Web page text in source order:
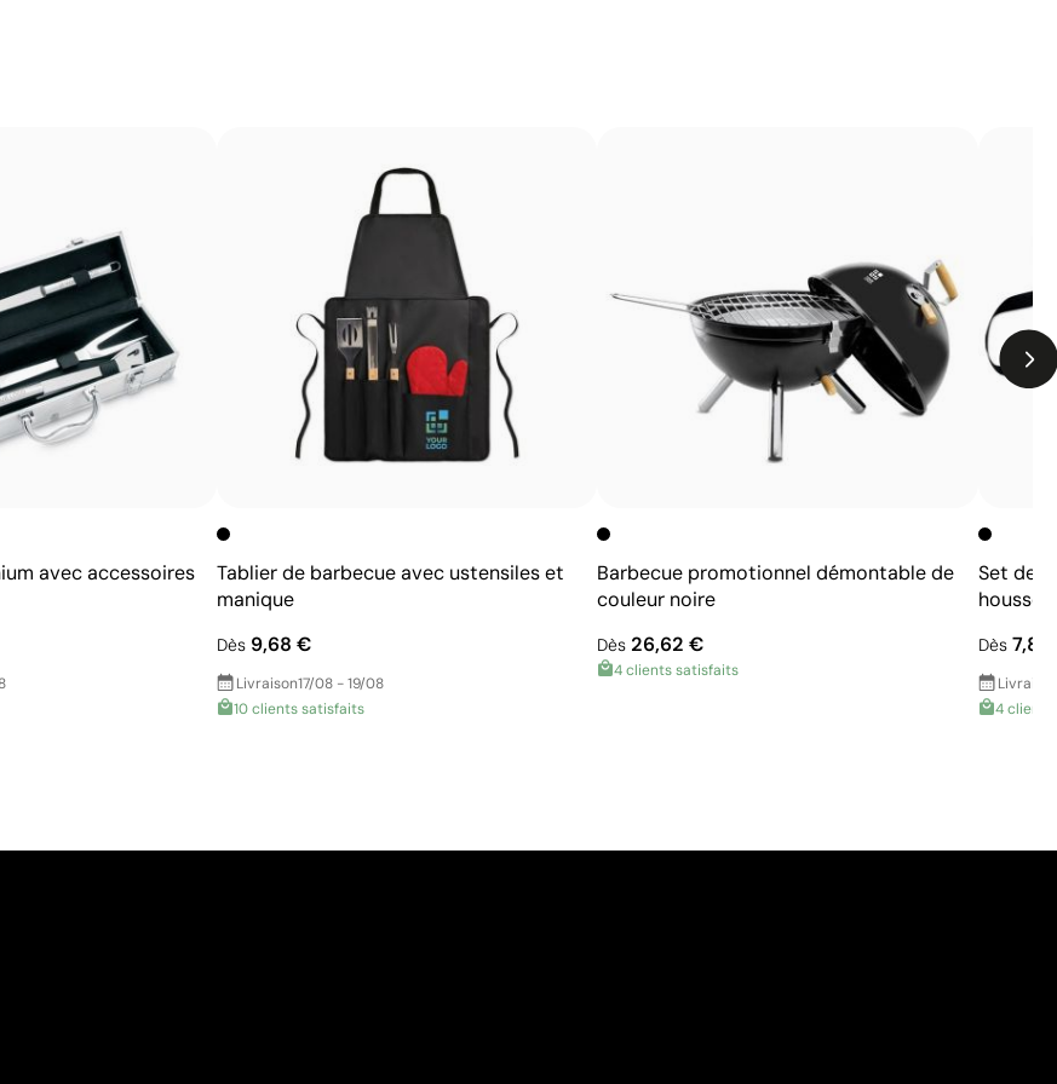
Marquage permanent qui ne s’efface pas à l’usage
Grande précision et détails même sur petits textes
Ne nécessite pas d’encres ni de produits chimiques
additionnels
N’altère pas la texture ni l’intégrité de l’article
Sur le bois, le rendu final dépendra du veinage du
matériau
avec accessoires
Tablier de barbecue avec ustensiles et
manique
Dès9,68 €
Livraison17/08 - 19/08
10 clients satisfaits
Barbecue promotionnel démontable de
couleur noire
Dès 26,62 €
4 clients satisfaits
Set de
housse
Dès
4